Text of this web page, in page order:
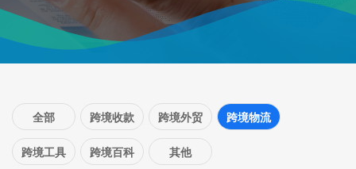
全部 跨境收款 跨境外贸 跨境物流
跨境工具 跨境百科 其他